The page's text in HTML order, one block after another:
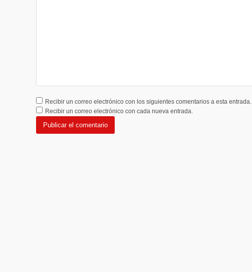
Recibir un correo electrónico con los siguientes comentarios a esta entrada.
Recibir un correo electrónico con cada nueva entrada.